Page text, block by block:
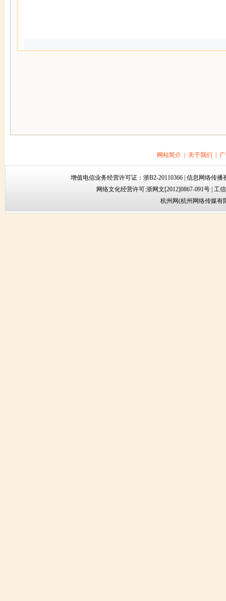
网站简介 关于我们
增值电信业务经营许可证： 浙B2-20110366 | 信息网络传
网络文化经营许可:浙网文[2012]0867-091号| 工
杭州网(杭州网络传媒有